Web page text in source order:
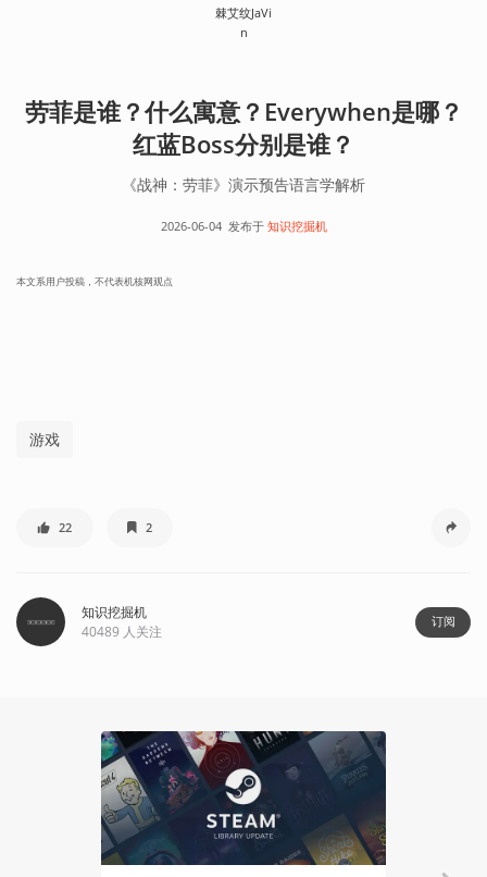
棘艾纹JaVi
n
劳菲是谁？什么寓意？Everywhen是哪？
红蓝Boss分别是谁？
《战神：劳菲》演示预告语言学解析
2026-06-04 发布于 知识挖掘机
本文系用户投稿，不代表机核网观点
游戏
22 2
知识挖掘机
40489 人关注
订阅